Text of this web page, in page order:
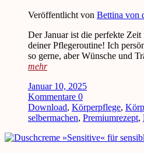
Veröffentlicht von Bettina von
Der Januar ist die perfekte
deiner Pflegeroutine! Ich
so gerne, aber Wünsche und
mehr
Januar 10, 2025
Kommentare 0
Download, Körperpflege,
selbermachen, Premiumrezept,